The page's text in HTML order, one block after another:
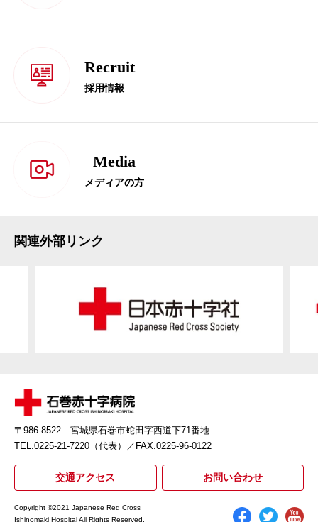
Recruit
採用情報
Media
メディアの方
関連外部リンク
〒986-8522 宮城県石巻市蛇田字西道下71番地
TEL.0225-21-7220（代表）
／FAX.0225-96-0122
交通アクセス お問い合わせ
Copyright ©2021 Japanese Red Cross
Ishinomaki Hospital All Rights Reserved.